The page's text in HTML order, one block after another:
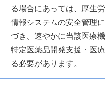
る場合にあっては、厚生
情報システムの安全管理
づき、速やかに当該医療
特定医薬品開発支援・医
る必要があります。